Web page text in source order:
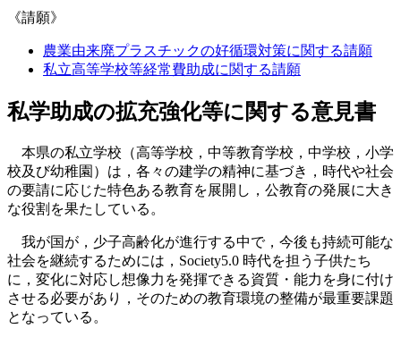
《請願》
農業由来廃プラスチックの好循環対策に関する請願
私立高等学校等経常費助成に関する請願
私学助成の拡充強化等に関する意見書
本県の私立学校（高等学校，中等教育学校，中学校，小学
校及び幼稚園）は，各々の建学の精神に基づき，時代や社会
の要請に応じた特色ある教育を展開し，公教育の発展に大き
な役割を果たしている。
我が国が，少子高齢化が進行する中で，今後も持続可能な
社会を継続するためには，Society5.0 時代を担う子供たち
に，変化に対応し想像力を発揮できる資質・能力を身に付け
させる必要があり，そのための教育環境の整備が最重要課題
となっている。